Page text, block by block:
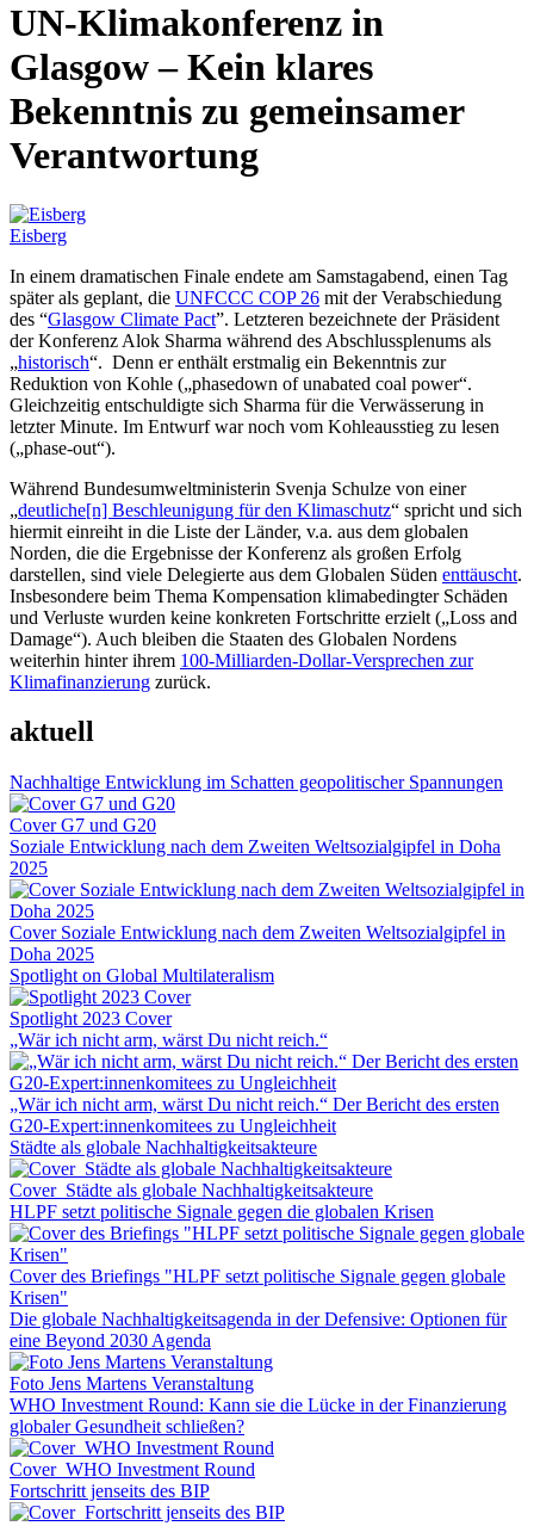
UN-Klimakonferenz in
Glasgow – Kein klares
Bekenntnis zu gemeinsamer
Verantwortung
Eisberg
In einem dramatischen Finale endete am Samstagabend, einen Tag
später als geplant, die UNFCCC COP 26 mit der Verabschiedung
des “Glasgow Climate Pact”. Letzteren bezeichnete der Präsident
der Konferenz Alok Sharma während des Abschlussplenums als
„historisch“. Denn er enthält erstmalig ein Bekenntnis zur
Reduktion von Kohle („phasedown of unabated coal power“.
Gleichzeitig entschuldigte sich Sharma für die Verwässerung in
letzter Minute. Im Entwurf war noch vom Kohleausstieg zu lesen
(„phase-out“).
Während Bundesumweltministerin Svenja Schulze von einer
„deutliche[n] Beschleunigung für den Klimaschutz“ spricht und sich
hiermit einreiht in die Liste der Länder, v.a. aus dem globalen
Norden, die die Ergebnisse der Konferenz als großen Erfolg
darstellen, sind viele Delegierte aus dem Globalen Süden enttäuscht.
Insbesondere beim Thema Kompensation klimabedingter Schäden
und Verluste wurden keine konkreten Fortschritte erzielt („Loss and
Damage“). Auch bleiben die Staaten des Globalen Nordens
weiterhin hinter ihrem 100-Milliarden-Dollar-Versprechen zur
Klimafinanzierung zurück.
aktuell
Nachhaltige Entwicklung im Schatten geopolitischer Spannungen
Cover G7 und G20
Soziale Entwicklung nach dem Zweiten Weltsozialgipfel in Doha
2025
Cover Soziale Entwicklung nach dem Zweiten Weltsozialgipfel in
Doha 2025
Spotlight on Global Multilateralism
Spotlight 2023 Cover
„Wär ich nicht arm, wärst Du nicht reich.“
„Wär ich nicht arm, wärst Du nicht reich.“ Der Bericht des ersten
G20-Expert:innenkomitees zu Ungleichheit
Städte als globale Nachhaltigkeitsakteure
Cover_Städte als globale Nachhaltigkeitsakteure
HLPF setzt politische Signale gegen die globalen Krisen
Cover des Briefings "HLPF setzt politische Signale gegen globale
Krisen"
Die globale Nachhaltigkeitsagenda in der Defensive: Optionen für
eine Beyond 2030 Agenda
Foto Jens Martens Veranstaltung
WHO Investment Round: Kann sie die Lücke in der Finanzierung
globaler Gesundheit schließen?
Cover_WHO Investment Round
Fortschritt jenseits des BIP